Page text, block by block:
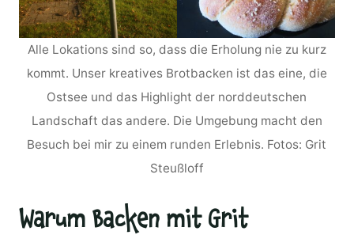
Alle Lokations sind so, dass die Erholung nie zu kurz
kommt. Unser kreatives Brotbacken ist das eine, die
Ostsee und das Highlight der norddeutschen
Landschaft das andere. Die Umgebung macht den
Besuch bei mir zu einem runden Erlebnis. Fotos: Grit
Steußloff
Warum Backen mit Grit